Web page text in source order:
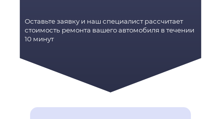
Оставьте заявку и наш специалист рассчитает
стоимость ремонта вашего автомобиля в течении
10 минут